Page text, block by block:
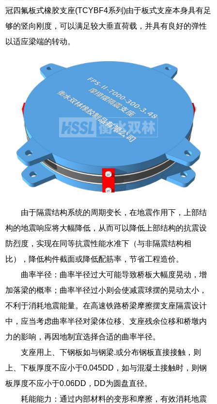
冠四氟板式橡胶支座(TCYBF4系列)由于板式支座本身具有足
够的竖向刚度，可以满足较大垂直荷载，并具有良好的弹性
以适应梁端的转动。
由于隔震结构系统的周期变长，在地震作用下，上部结
构的地震响应将大幅降低，从而可以降低上部结构的抗震设
防烈度，实现在同等抗震性能水准下（与非隔震结构相
比），降低构件截面或降低配筋率，节省工程造价。
曲率半径：曲率半径过大可能导致桥板大幅度晃动，增
加落梁的概率；曲率半径过小则会使减震球摆的晃动太小，
不利于消耗地震能量。在高速铁路桥梁摩擦摆支座隔震设计
中，应当考虑曲率半径对梁体位移、支座残余位移和桥墩内
力的影响，再因地制宜选择合适的曲率半径。
支座用上、下钢板如与钢梁.或分布钢板直接接触，则
上、下板厚度不应小于0.045DD，如与混凝土接触时，则钢
板厚度不应小于0.06DD，DD为圆盘直径。
耗能能力：通过内部材料的变形和摩擦，有效消耗地震